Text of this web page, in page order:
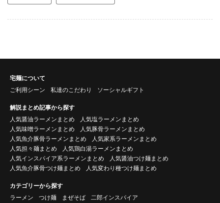
宅麺について
ご利用シーン
私達のこだわり ソーシャルギフト
解説まとめ記事から探す
人気醤油ラーメンまとめ
人気塩ラーメンまとめ
人気味噌ラーメンまとめ
人気豚骨ラーメンまとめ
人気魚介豚骨ラーメンまとめ
人気家系ラーメンまとめ
人気担々麺まとめ
人気鶏白湯ラーメンまとめ
人気インスパイア系ラーメンまとめ
人気醤油つけ麺まとめ
人気魚介豚骨つけ麺まとめ
人気変わり種つけ麺まとめ
カテゴリーから探す
ラーメン
つけ麺 まぜそば
二郎インスパイア